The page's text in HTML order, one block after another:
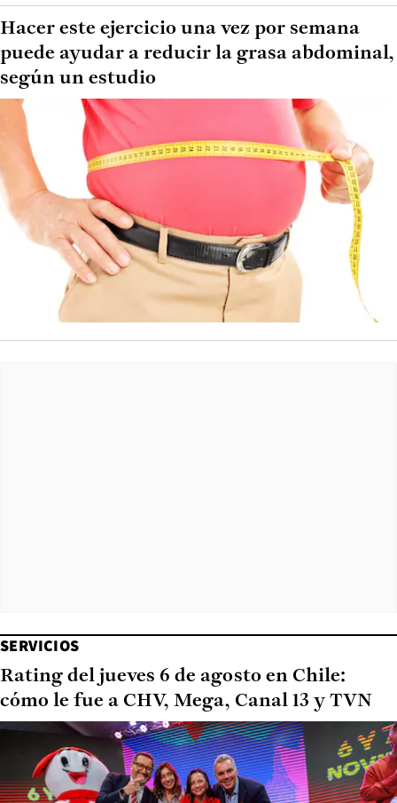
Hacer este ejercicio una vez por semana
puede ayudar a reducir la grasa abdominal,
según un estudio
SERVICIOS
Rating del jueves 6 de agosto en Chile:
cómo le fue a CHV, Mega, Canal 13 y TVN